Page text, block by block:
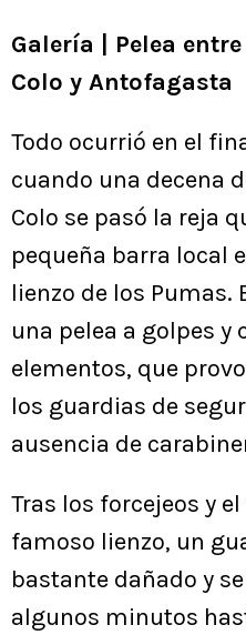
Galería | Pelea
Colo y Antofagasta
Todo ocurrió en el
cuando una decena
Colo se pasó la reja
pequeña barra local
lienzo de los Pumas.
una pelea a golpes y
elementos, que
los guardias de
ausencia de
Tras los forcejeos y
famoso lienzo, un
bastante dañado y
algunos minutos